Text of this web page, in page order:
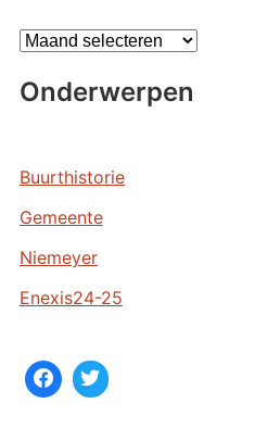
A
c
e
e
n
Onderwerpen
Buurthistorie
Gemeente
Niemeyer
Enexis24-25